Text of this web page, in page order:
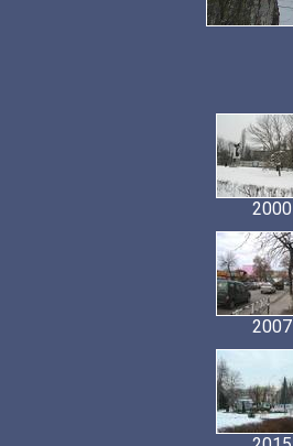
2000
2007